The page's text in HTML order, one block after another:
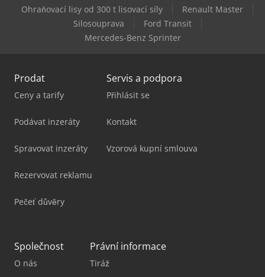
Ohraňovací lisy od 300 t lisovací síly
Renault Master
Silosouprava
Ford Transit
Mercedes-Benz Sprinter
Prodat
Ceny a tarify
Podávat inzeráty
Spravovat inzeráty
Rezervovat reklamu
Pečeť důvěry
Servis a podpora
Přihlásit se
Kontakt
Vzorová kupní smlouva
Společnost
O nás
Právní informace
Tiráž